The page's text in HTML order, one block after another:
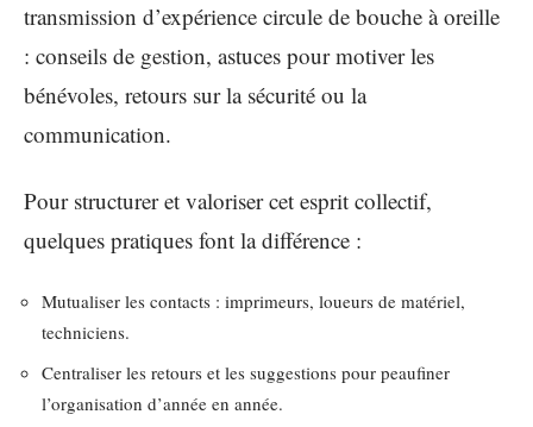
transmission d’expérience circule de bouche à oreille
: conseils de gestion, astuces pour motiver les
bénévoles, retours sur la sécurité ou la
communication.
Pour structurer et valoriser cet esprit collectif,
quelques pratiques font la différence :
Mutualiser les contacts : imprimeurs, loueurs de matériel,
techniciens.
Centraliser les retours et les suggestions pour peaufiner
l’organisation d’année en année.